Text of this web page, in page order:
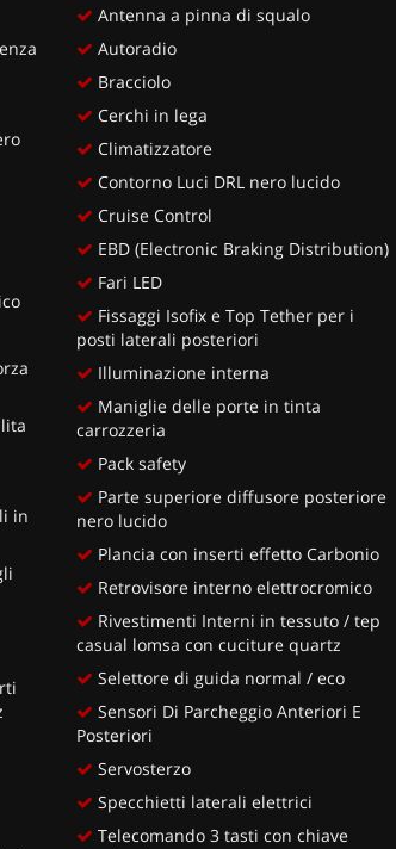
in
Antenna a pinna di squalo
Autoradio
Bracciolo
Cerchi in lega
Climatizzatore
Contorno Luci DRL nero lucido
Cruise Control
EBD (Electronic Braking Distribution)
Fari LED
Fissaggi Isofix e Top Tether per i
posti laterali posteriori
Illuminazione interna
Maniglie delle porte in tinta
carrozzeria
Pack safety
Parte superiore diffusore posteriore
nero lucido
Plancia con inserti effetto Carbonio
Retrovisore interno elettrocromico
Rivestimenti Interni in tessuto / tep
casual lomsa con cuciture quartz
Selettore di guida normal / eco
Sensori Di Parcheggio Anteriori E
Posteriori
Servosterzo
Specchietti laterali elettrici
Telecomando 3 tasti con chiave